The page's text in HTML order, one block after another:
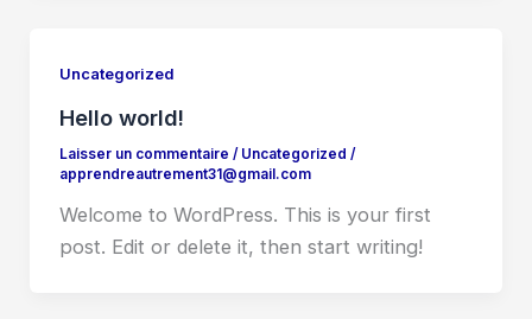
Uncategorized
Hello world!
Laisser un commentaire / Uncategorized /
apprendreautrement31@gmail.com
Welcome to WordPress. This is your first
post. Edit or delete it, then start writing!